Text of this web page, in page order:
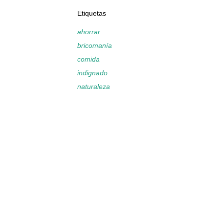
Etiquetas
ahorrar
bricomanía
comida
indignado
naturaleza